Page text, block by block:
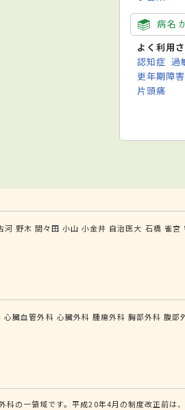
病名
よく利用
認知症 過
更年期障害
片頭痛
河 野木 間々田 小山 小金井 自治医大 石橋 雀宮
心臓血管外科 心臓外科 腫瘍外科 胸部外科 腹部
の一領域です。平成20年4月の制度改正前は